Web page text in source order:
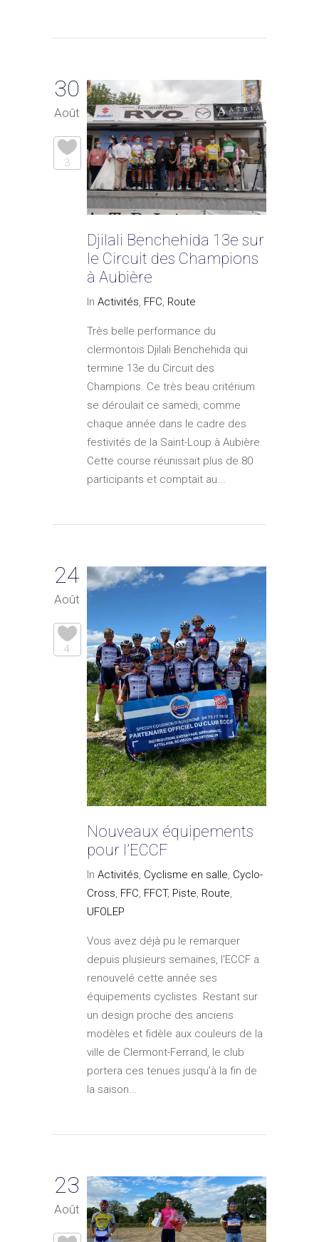
30
Août
3
Djilali Benchehida 13e sur
le Circuit des Champions
à Aubière
In Activités FFC Route
Très belle performance du
clermontois Djilali Benchehida qui
termine 13e du Circuit des
Champions. Ce très beau critérium
se déroulait ce samedi, comme
chaque année dans le cadre des
festivités de la Saint-Loup à Aubière.
Cette course réunissait plus de 80
participants et comptait au...
24
Août
4
Nouveaux équipements
pour l’ECCF
In Activités Cyclisme en salle Cyclo-
Cross FFC FFCT, Piste Route
UFOLEP
Vous avez déjà pu le remarquer
depuis plusieurs semaines, l'ECCF a
renouvelé cette année ses
équipements cyclistes. Restant sur
un design proche des anciens
modèles et fidèle aux couleurs de la
ville de Clermont-Ferrand, le club
portera ces tenues jusqu’à la fin de
la saison...
23
Août